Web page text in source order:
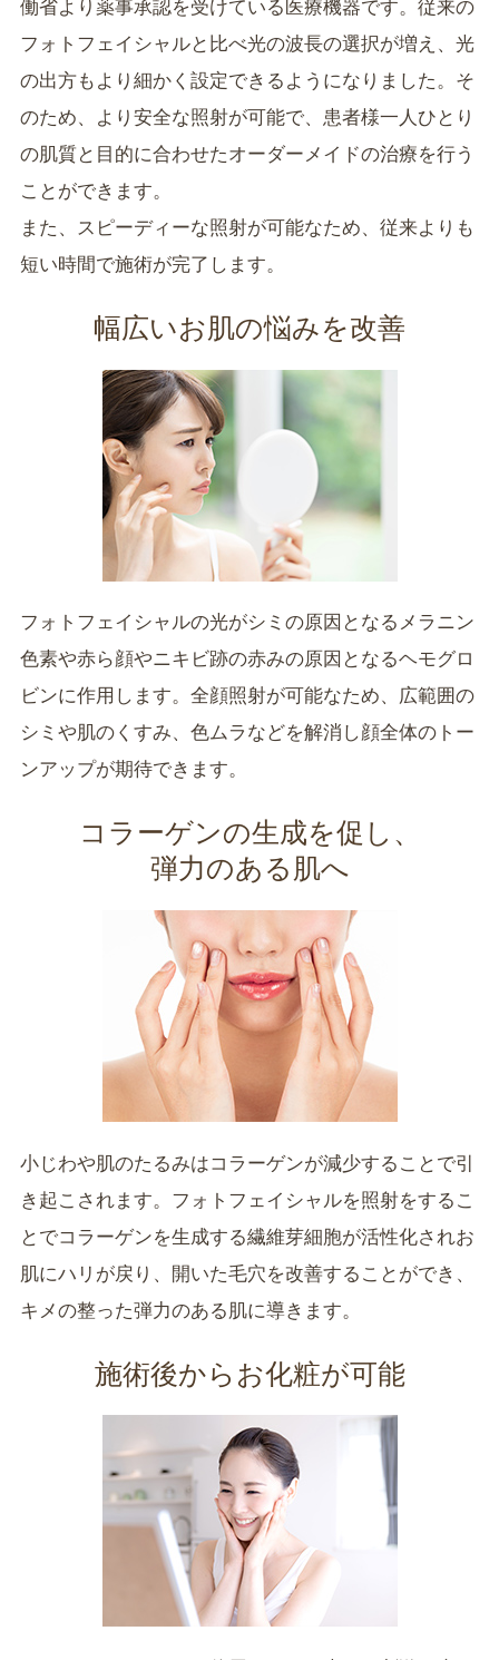
働省より薬事承認を受けている医療機器です。従来の
フォトフェイシャルと比べ光の波長の選択が増え、光
の出方もより細かく設定できるようになりました。そ
のため、より安全な照射が可能で、患者様一人ひとり
の肌質と目的に合わせたオーダーメイドの治療を行う
ことができます。
また、スピーディーな照射が可能なため、従来よりも
短い時間で施術が完了します。
幅広いお肌の悩みを改善
フォトフェイシャルの光がシミの原因となるメラニン
色素や赤ら顔やニキビ跡の赤みの原因となるヘモグロ
ビンに作用します。全顔照射が可能なため、広範囲の
シミや肌のくすみ、色ムラなどを解消し顔全体のトー
ンアップが期待できます。
コラーゲンの生成を促し、
弾力のある肌へ
小じわや肌のたるみはコラーゲンが減少することで引
き起こされます。フォトフェイシャルを照射をするこ
とでコラーゲンを生成する繊維芽細胞が活性化されお
肌にハリが戻り、開いた毛穴を改善することができ、
キメの整った弾力のある肌に導きます。
施術後からお化粧が可能